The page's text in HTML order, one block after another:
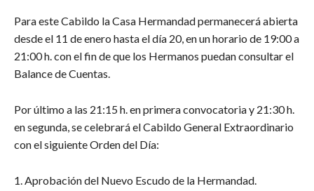
Para este Cabildo la Casa Hermandad permanecerá abierta
desde el 11 de enero hasta el día 20, en un horario de 19:00 a
21:00 h. con el fin de que los Hermanos puedan consultar el
Balance de Cuentas.
Por último a las 21:15 h. en primera convocatoria y 21:30 h.
en segunda, se celebrará el Cabildo General Extraordinario
con el siguiente Orden del Día:
1. Aprobación del Nuevo Escudo de la Hermandad.